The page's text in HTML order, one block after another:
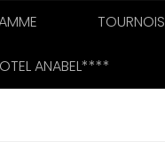
TOURNOIS
ANABEL****